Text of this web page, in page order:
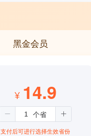
黑金会员
¥ 14.9
支付后可进行选择生效省份